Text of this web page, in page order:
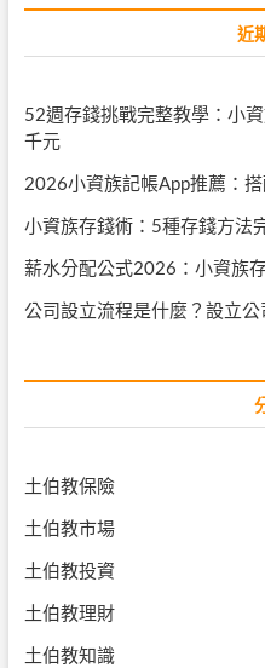
近
52週存錢挑戰完整教學：小
千元
2026小資族記帳App推薦：
小資族存錢術：5種存錢方法
薪水分配公式2026：小資族
公司設立流程是什麼？設立公
土伯教保險
土伯教市場
土伯教投資
土伯教理財
土伯教知識